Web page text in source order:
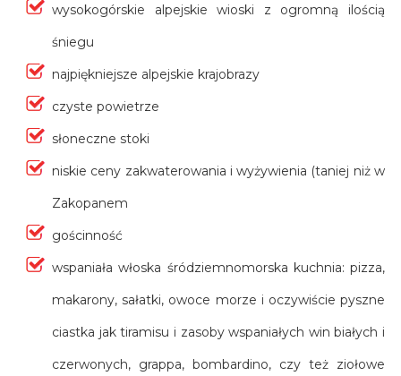
wysokogórskie alpejskie wioski z ogromną ilością
śniegu
najpiękniejsze alpejskie krajobrazy
czyste powietrze
słoneczne stoki
niskie ceny zakwaterowania i wyżywienia (taniej niż w
Zakopanem
gościnność
wspaniała włoska śródziemnomorska kuchnia: pizza,
makarony, sałatki, owoce morze i oczywiście pyszne
ciastka jak tiramisu i zasoby wspaniałych win białych i
czerwonych, grappa, bombardino, czy też ziołowe